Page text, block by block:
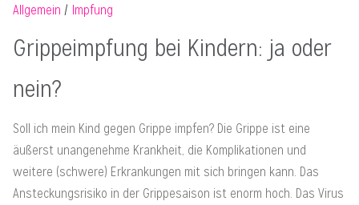
Allgemein Impfung
Grippeimpfung bei Kindern: ja oder
nein?
Soll ich mein Kind gegen Grippe impfen? Die Grippe ist eine
äußerst unangenehme Krankheit, die Komplikationen und
weitere (schwere) Erkrankungen mit sich bringen kann. Das
Ansteckungsrisiko in der Grippesaison ist enorm hoch. Das Virus